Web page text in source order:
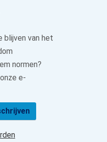
blijven van het
normen?
e-